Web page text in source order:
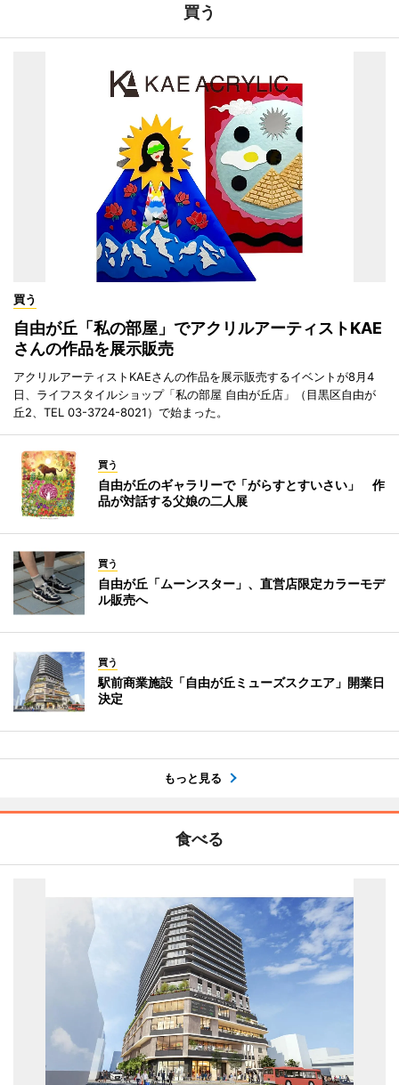
買う
買う
自由が丘「私の部屋」でアクリルアーティストKAE
さんの作品を展示販売
アクリルアーティストKAEさんの作品を展示販売するイベントが8月4
日、ライフスタイルショップ「私の部屋 自由が丘店」（目黒区自由が
丘2、TEL 03-3724-8021）で始まった。
買う
自由が丘のギャラリーで「がらすとすいさい」 作
品が対話する父娘の二人展
買う
自由が丘「ムーンスター」、直営店限定カラーモデ
ル販売へ
買う
駅前商業施設「自由が丘ミューズスクエア」開業日
決定
もっと見る
食べる